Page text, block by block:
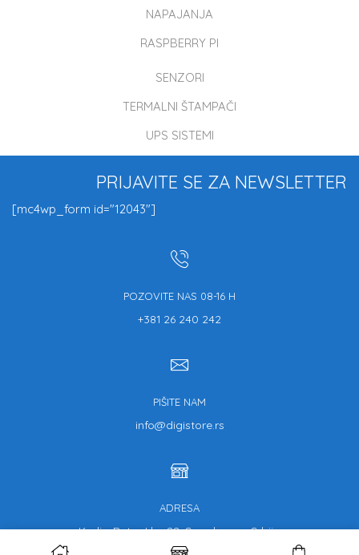
NAPAJANJA
RASPBERRY PI
SENZORI
TERMALNI ŠTAMPAČI
UPS SISTEMI
PRIJAVITE SE ZA NEWSLETTER
[mc4wp_form id="12043"]
POZOVITE NAS 08-16 H
+381 26 240 242
PIŠITE NAM
info@digistore.rs
ADRESA
Kralja Petra I br. 22, Smederevo, Srbija